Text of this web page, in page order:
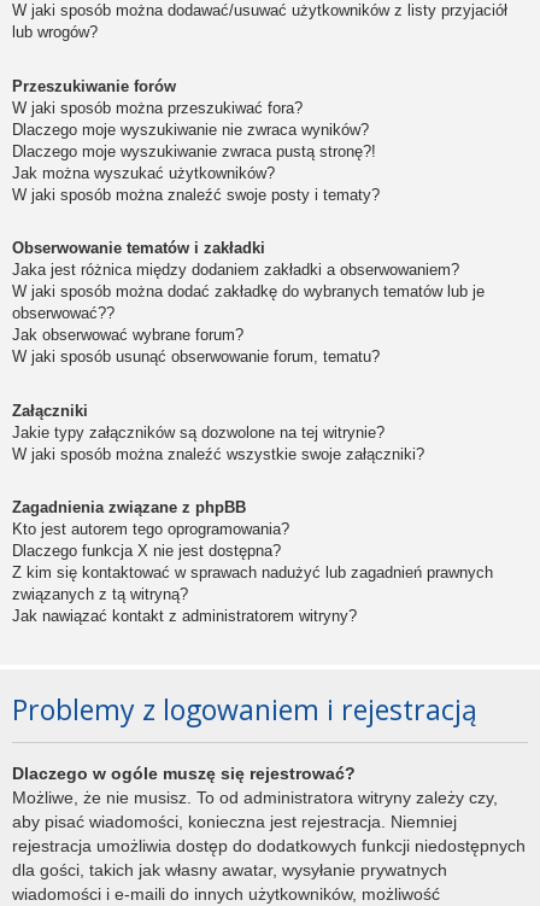
W jaki sposób można dodawać/usuwać użytkowników z listy przyjaciół
lub wrogów?
Przeszukiwanie forów
W jaki sposób można przeszukiwać fora?
Dlaczego moje wyszukiwanie nie zwraca wyników?
Dlaczego moje wyszukiwanie zwraca pustą stronę?!
Jak można wyszukać użytkowników?
W jaki sposób można znaleźć swoje posty i tematy?
Obserwowanie tematów i zakładki
Jaka jest różnica między dodaniem zakładki a obserwowaniem?
W jaki sposób można dodać zakładkę do wybranych tematów lub je
obserwować??
Jak obserwować wybrane forum?
W jaki sposób usunąć obserwowanie forum, tematu?
Załączniki
Jakie typy załączników są dozwolone na tej witrynie?
W jaki sposób można znaleźć wszystkie swoje załączniki?
Zagadnienia związane z phpBB
Kto jest autorem tego oprogramowania?
Dlaczego funkcja X nie jest dostępna?
Z kim się kontaktować w sprawach nadużyć lub zagadnień prawnych
związanych z tą witryną?
Jak nawiązać kontakt z administratorem witryny?
Problemy z logowaniem i rejestracją
Dlaczego w ogóle muszę się rejestrować?
Możliwe, że nie musisz. To od administratora witryny zależy czy,
aby pisać wiadomości, konieczna jest rejestracja. Niemniej
rejestracja umożliwia dostęp do dodatkowych funkcji niedostępnych
dla gości, takich jak własny awatar, wysyłanie prywatnych
wiadomości i e-maili do innych użytkowników, możliwość